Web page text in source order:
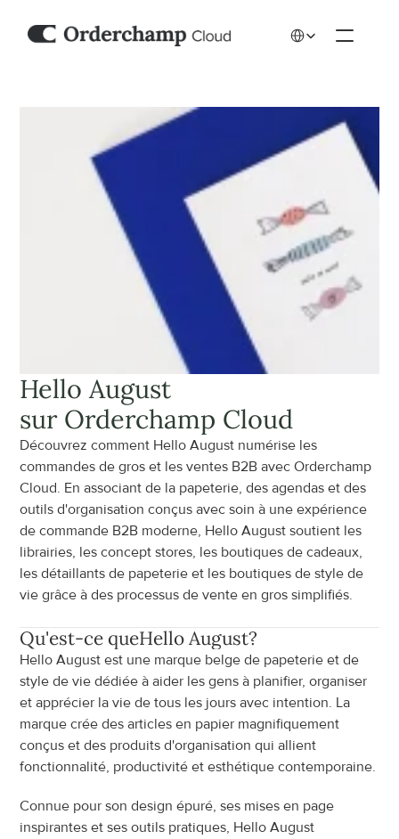
Hello August
sur Orderchamp Cloud
Découvrez comment Hello August numérise les
commandes de gros et les ventes B2B avec Orderchamp
Cloud. En associant de la papeterie, des agendas et des
outils d'organisation conçus avec soin à une expérience
de commande B2B moderne, Hello August soutient les
librairies, les concept stores, les boutiques de cadeaux,
les détaillants de papeterie et les boutiques de style de
vie grâce à des processus de vente en gros simplifiés.
Qu'est-ce queHello August?
Hello August est une marque belge de papeterie et de
style de vie dédiée à aider les gens à planifier, organiser
et apprécier la vie de tous les jours avec intention. La
marque crée des articles en papier magnifiquement
conçus et des produits d'organisation qui allient
fonctionnalité, productivité et esthétique contemporaine.
Connue pour son design épuré, ses mises en page
inspirantes et ses outils pratiques, Hello August